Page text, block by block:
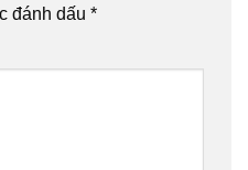
đánh dấu *